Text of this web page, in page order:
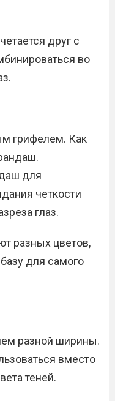
друг с
во
грифелем. Как
для
четкости
глаз.
разных цветов,
для самого
разной ширины.
вместо
теней.